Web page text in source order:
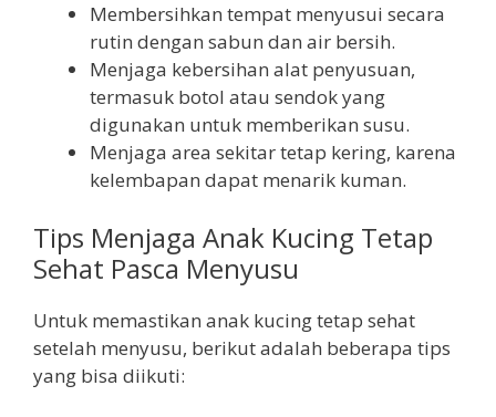
Membersihkan tempat menyusui secara
rutin dengan sabun dan air bersih.
Menjaga kebersihan alat penyusuan,
termasuk botol atau sendok yang
digunakan untuk memberikan susu.
Menjaga area sekitar tetap kering, karena
kelembapan dapat menarik kuman.
Tips Menjaga Anak Kucing Tetap
Sehat Pasca Menyusu
Untuk memastikan anak kucing tetap sehat
setelah menyusu, berikut adalah beberapa tips
yang bisa diikuti: